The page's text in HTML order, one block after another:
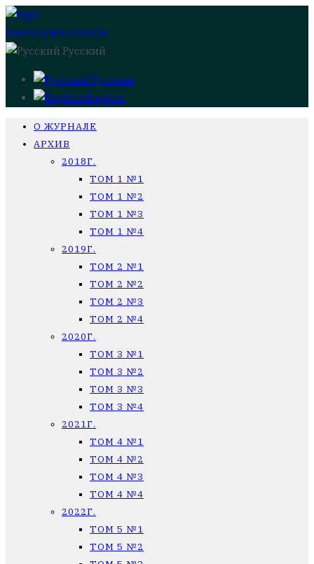
Разместить статью
Русский
Русский
English
О ЖУРНАЛЕ
АРХИВ
2018Г.
ТОМ 1 №1
ТОМ 1 №2
ТОМ 1 №3
ТОМ 1 №4
2019Г.
ТОМ 2 №1
ТОМ 2 №2
ТОМ 2 №3
ТОМ 2 №4
2020Г.
ТОМ 3 №1
ТОМ 3 №2
ТОМ 3 №3
ТОМ 3 №4
2021Г.
ТОМ 4 №1
ТОМ 4 №2
ТОМ 4 №3
ТОМ 4 №4
2022Г.
ТОМ 5 №1
ТОМ 5 №2